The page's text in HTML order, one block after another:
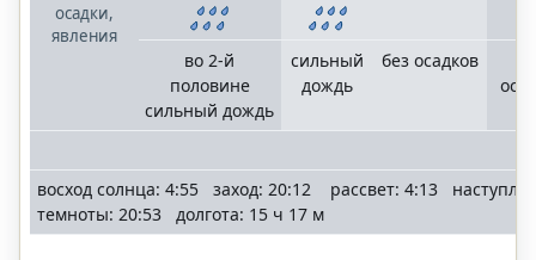
осадки,
явления
во 2-й
половине
сильный дождь
сильный
дождь
без осадков
восход солнца: 4:55 заход: 20:12 рассвет: 4:13
темноты: 20:53 долгота: 15 ч 17 м